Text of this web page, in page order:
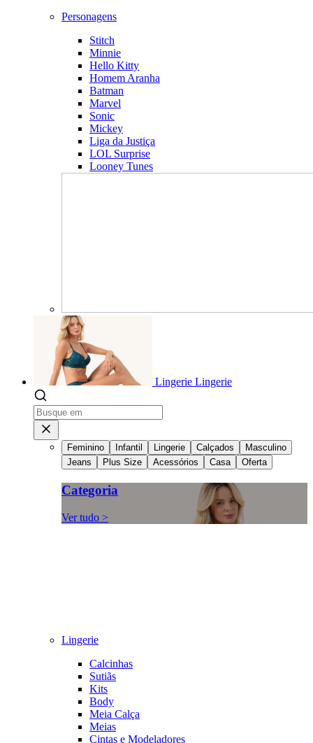
Personagens
Stitch
Minnie
Hello Kitty
Homem Aranha
Batman
Marvel
Sonic
Mickey
Liga da Justiça
LOL Surprise
Looney Tunes
Lingerie Lingerie
Feminino Infantil Lingerie Calçados
Masculino
Jeans
Plus Size Acessórios Casa Oferta
Categoria
Ver tudo >
Lingerie
Calcinhas
Sutiãs
Kits
Body
Meia Calça
Meias
Cintas e Modeladores